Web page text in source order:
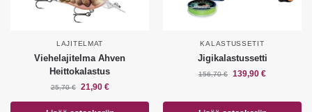
LAJITELMAT
Viehelajitelma Ahven
Heittokalastus
25,70€ 21,90 €
KALASTUSSETIT
Jigikalastussetti
156,70€ 139,90 €